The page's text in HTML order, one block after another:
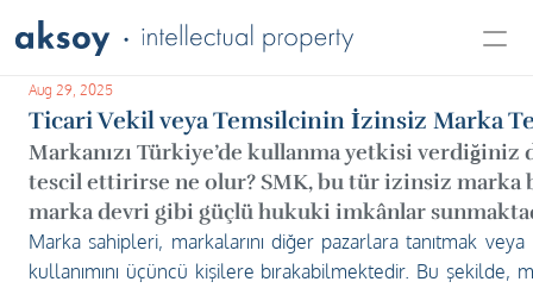
About Us
Our Services
Insight
Career
Contact Us
Aug 29, 2025
Ticari Vekil veya Temsilcinin İzinsiz Marka
Markanızı Türkiye’de kullanma yetkisi
tescil ettirirse ne olur? SMK, bu tür izinsiz marka
marka devri gibi güçlü hukuki imkânlar
Marka sahipleri, markalarını diğer pazarlara tanıtmak
kullanımını üçüncü kişilere bırakabilmektedir. Bu